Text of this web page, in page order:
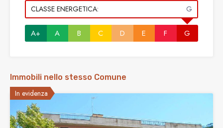
CLASSE ENERGETICA: G
A+ A B C D E F G
Immobili nello stesso Comune
In evidenza